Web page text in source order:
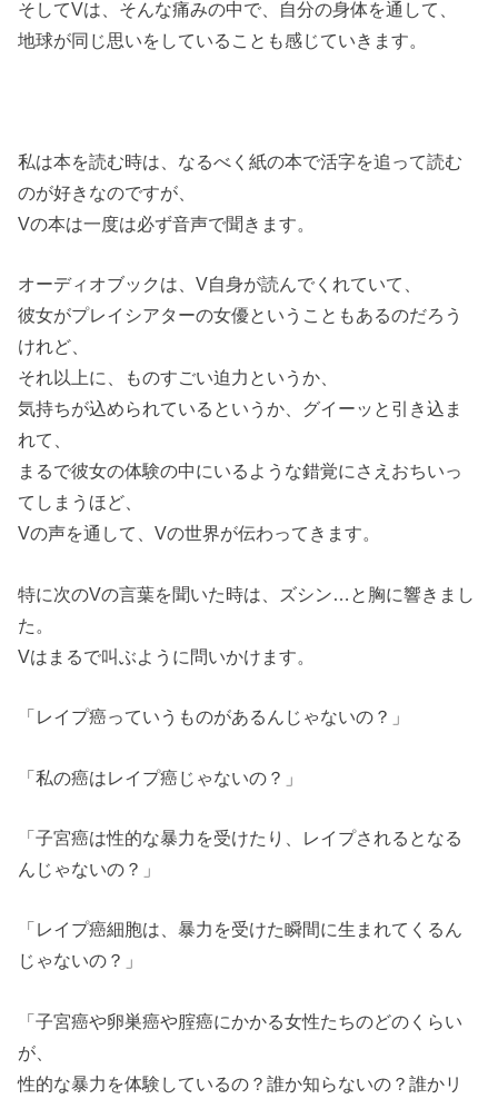
そしてVは、そんな痛みの中で、 自分の身体を通して、
地球が同じ思いをしていることも感じていきます。
私は本を読む時は、 なるべく紙の本で活字を追って読む
のが好きなのですが、
Vの本は一度は必ず音声で聞きます。
オーディオブックは、V自身が読んでくれていて、
彼女がプレイシアターの女優ということもあるのだろう
けれど、
それ以上に、
ものすごい迫力というか、
気持ちが込められているというか、 グイーッと引き込ま
れて、
まるで彼女の体験の中にいるような錯覚にさえおちいっ
てしまうほど、
Vの声を通して、Vの世界が伝わってきます。
特に次のVの言葉を聞いた時は、ズシン… と胸に響きまし
た。
Vはまるで叫ぶように問いかけます。
「レイプ癌っていうものがあるんじゃないの？」
「私の癌はレイプ癌じゃないの？」
「子宮癌は性的な暴力を受けたり、 レイプされるとなる
んじゃないの？」
「レイプ癌細胞は、暴力を受けた瞬間に生まれてくるん
じゃないの？」
「子宮癌や卵巣癌や腟癌にかかる女性たちのどのくらい
が、
性的な暴力を体験しているの？誰か知らないの？誰かリ